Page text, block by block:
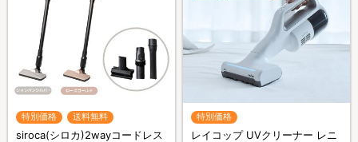
特別価格 送料無料
siroca(シロカ)2wayコードレス
特別価格
レイコップ UVクリーナー レニ